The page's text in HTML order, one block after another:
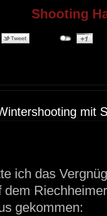
Shooting
mit
ich das
gekommen: